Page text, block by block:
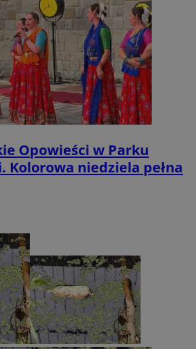
Opowieści w Parku
Kolorowa niedziela pełna